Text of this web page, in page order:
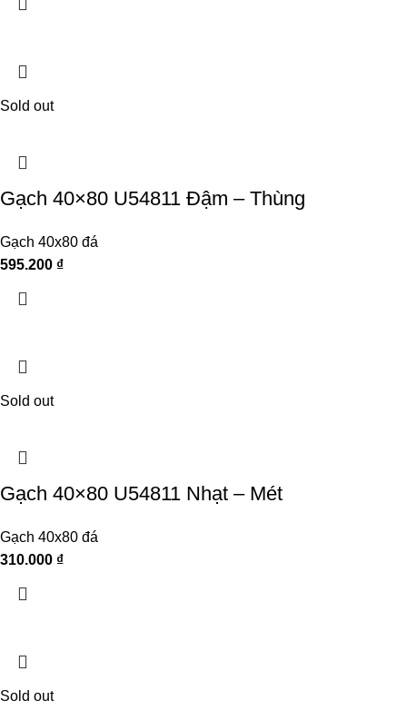
Sold out
Gạch 40×80 U54811 Đậm – Thùng
Gạch 40x80 đá
595.200 ₫
Sold out
Gạch 40×80 U54811 Nhạt – Mét
Gạch 40x80 đá
310.000 ₫
Sold out